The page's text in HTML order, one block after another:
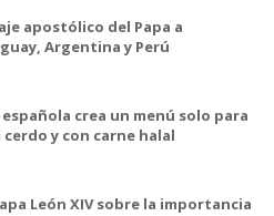
apostólico del Papa a
Argentina y Perú
crea un menú solo para
y con carne halal
León XIV sobre la importancia